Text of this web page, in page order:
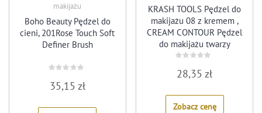
makijażu
Boho Beauty Pędzel do
cieni, 201Rose Touch Soft
Definer Brush
0
out
5
35,15 zł
KRASH TOOLS Pędzel do
makijażu 08 z kremem ,
CREAM CONTOUR Pędzel
do makijażu twarzy
brązownika – syntetyczne
włosy i ergonomiczny
uchwyt – rozmiar po
0
out
5
28,35zł
Zobacz cenę